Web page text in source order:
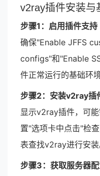
v2ray插件安装与
步骤1：启用插件支持
确保"Enable JFFS
configs"和"Enable
件正常运行的基础环境
步骤2：安装v2ray插
显示v2ray插件，可
置"选项卡中点击"检
表查找v2ray进行安装
步骤3：获取服务器